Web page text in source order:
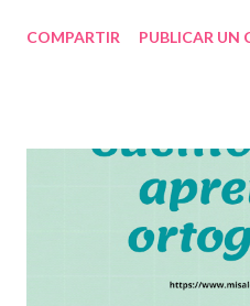
ocasión compartimos con
personas y diferencien algunas
suelen equivocarse algunas
cuentos les sirvan para
alumno desarrolle el habla, la
correctamente. Agradecemos
COMPARTIR PUBLICAR UN